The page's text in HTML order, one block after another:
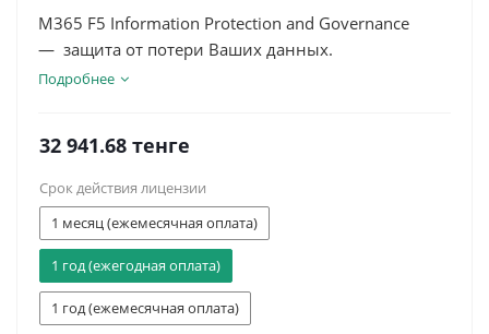
M365 F5 Information Protection and Governance
— защита от потери Ваших данных.
Подробнее
32 941.68 тенге
Срок действия лицензии
1 месяц (ежемесячная оплата)
1 год (ежегодная оплата)
1 год (ежемесячная оплата)